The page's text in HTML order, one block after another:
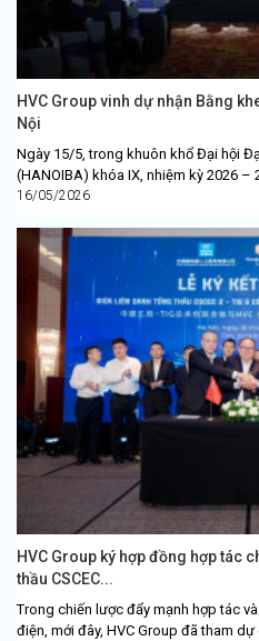
HVC Group vinh dự nhận Bằng
Nội
Ngày 15/5, trong khuôn khổ Đại hội
(HANOIBA) khóa IX, nhiệm kỳ 2026
Chủ...
16/05/2026
HVC Group ký hợp đồng hợp tác
thầu CSCEC...
Trong chiến lược đẩy mạnh hợp tác
điện, mới đây, HVC Group đã tham dự